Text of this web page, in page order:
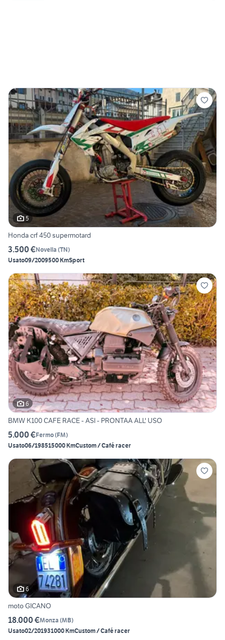
5
Honda crf 450 supermotard
3.500 €Novella (TN)
Usato09/2009500 KmSport
6
BMW K100 CAFE RACE - ASI - PRONTAA ALL' USO
5.000 €Fermo(FM)
Usato06/198515000 KmCustom / Café racer
6
moto GICANO
18.000 €Monza (MB)
Usato02/201931000 KmCustom / Café racer